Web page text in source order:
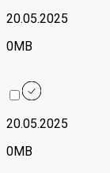
20.05.2025
0MB
20.05.2025
0MB